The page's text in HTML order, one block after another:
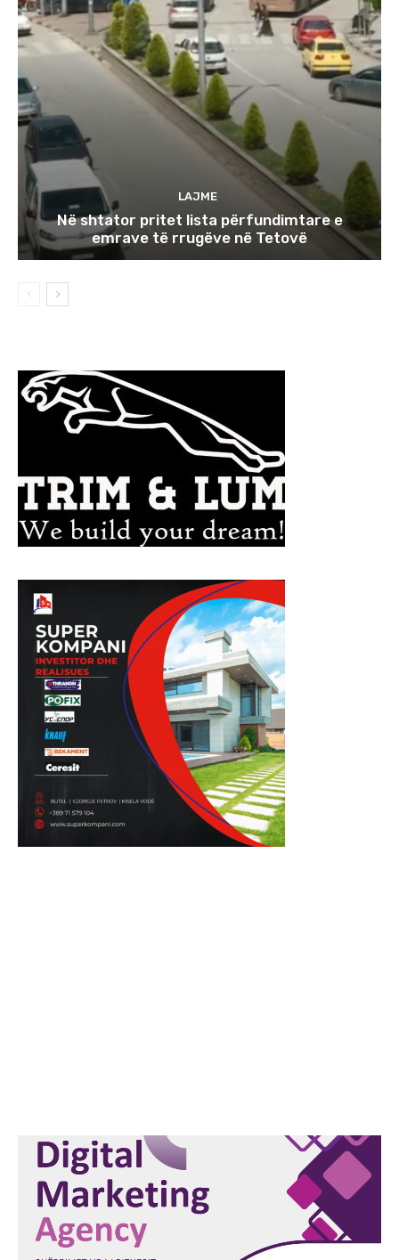
LAJME
Në shtator pritet lista përfundimtare e
emrave të rrugëve në Tetovë